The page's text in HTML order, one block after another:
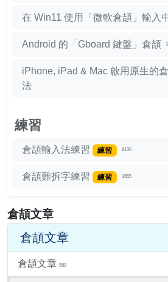
在 Win11 使用「微軟倉頡」輸入
Android 的「Gboard 鍵盤」倉頡
iPhone, iPad & Mac 啟用原生的
法
練習
倉頡輸入法練習 練習 8136
倉頡難拆字練習 練習 1655
倉頡文章
倉頡文章
倉頡文章 589